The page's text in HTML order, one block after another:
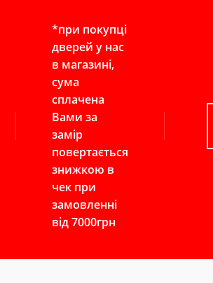
*при покупці
дверей у нас
в магазині,
сума
сплачена
Вами за
замір
повертається
знижкою в
чек при
замовленні
від 7000грн